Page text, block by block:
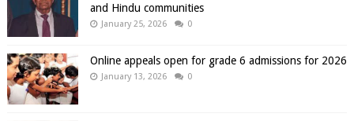
and Hindu communities
January 25, 2026 0
Online appeals open for grade 6 admissions for 2026
January 13, 2026 0